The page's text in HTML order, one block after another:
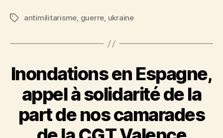
Étiquettes
antimilitarisme, guerre, ukraine
Inondations en Espagne,
appel à solidarité de la
part de nos camarades